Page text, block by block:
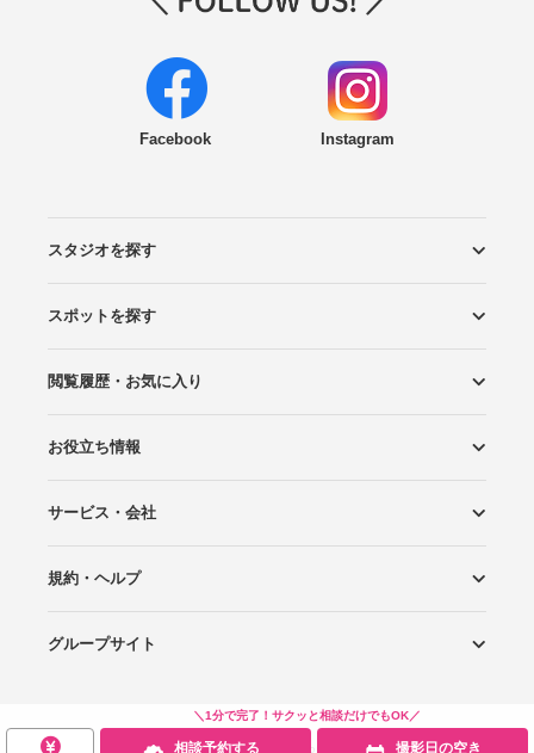
＼1分で完了！サクッと相談だけでもOK／
相談予約する 撮影日の空き
Facebook Instagram
スタジオを探す
エリアから探す
こだわりから探す
NEW PHOTO STYLE
プランから探す
フォトタイプ診断
フォトグラファーから探す
国内リゾートから探す
スポットを探す
ロケーションから探す
スタジオから探す
閲覧履歴・お気に入り
閲覧スタジオ
お気に入り
お役立ち情報
Wedding Photo マガジン
はじめてガイド
サービス・会社
Photoraitとは
スタジオの掲載について
お問い合わせ
運営会社
サイトマップ
規約・ヘルプ
プライバシーポリシー
利用規約
ヘルプ
グループサイト
Wedding Park 海外